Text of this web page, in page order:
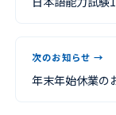
次のお知らせ →
年末年始休業の